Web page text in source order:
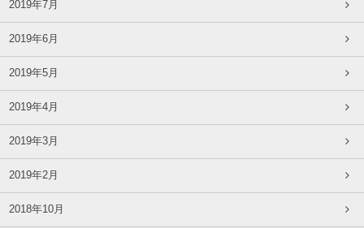
2019年7月
2019年6月
2019年5月
2019年4月
2019年3月
2019年2月
2018年10月